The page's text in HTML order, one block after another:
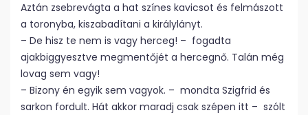
Aztán zsebrevágta a hat színes kavicsot és felmászott
a toronyba, kiszabadítani a királylányt.
– De hisz te nem is vagy herceg! – fogadta
ajakbiggyesztve megmentőjét a hercegnő. Talán még
lovag sem vagy!
– Bizony én egyik sem vagyok. – mondta Szigfrid és
sarkon fordult. Hát akkor maradj csak szépen itt – szólt